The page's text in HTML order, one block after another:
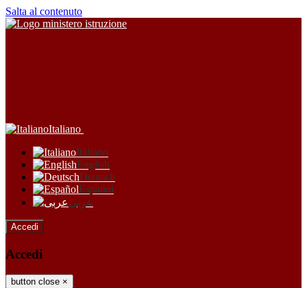
Salta al contenuto
Italiano
Italiano
English
Deutsch
Español
عربى
Accedi
Accedi
button close ×